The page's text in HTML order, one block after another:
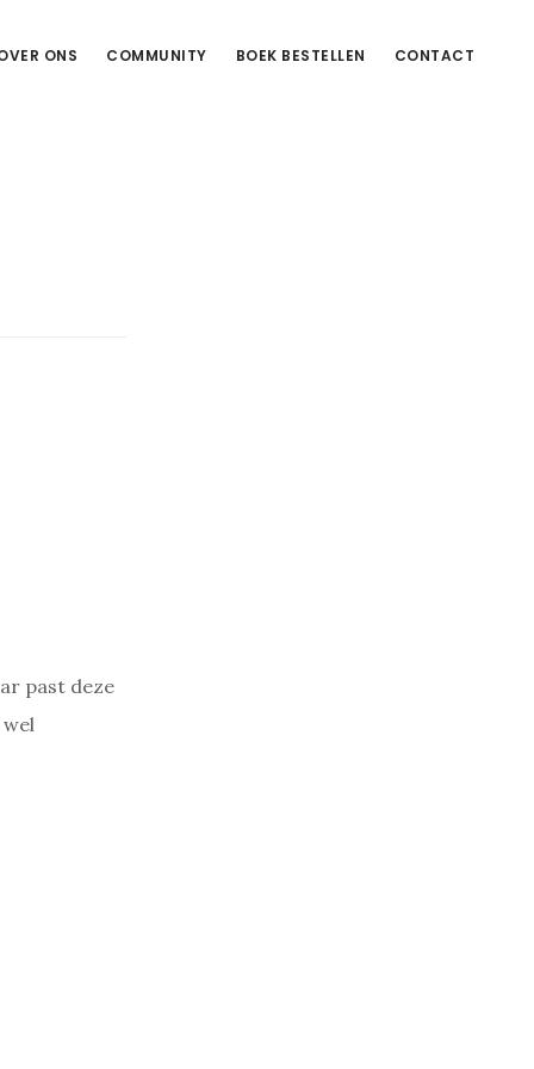
ONS COMMUNITY BOEK BESTELLEN CONTACT
past deze